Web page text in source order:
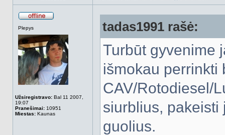
Plepys
Užsiregistravo: Bal 11 2007,
19:07
Pranešimai: 10951
Miestas: Kaunas
tadas1991 rašė:
Turbūt gyvenime
išmokau perrinkti
CAV/Rotodiesel/
siurblius,
guolius.